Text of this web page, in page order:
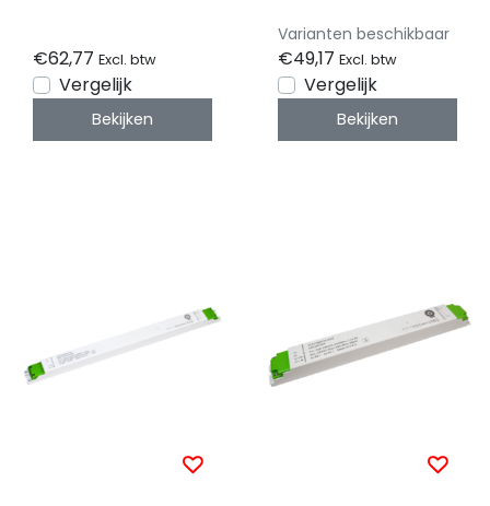
FTPC200V24-S
€62,77 Excl. btw
Vergelijk
Bekijken
IP20 - compact -
FTPC60V24-DA
Varianten beschikbaar
€49,17 Excl. btw
Vergelijk
Bekijken